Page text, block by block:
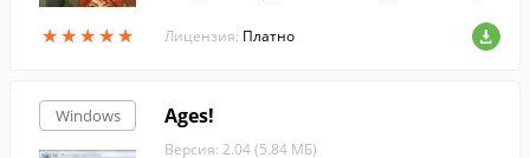
★★★★★
★★★★★
к раз кстати!
Лицензия: Платно
Windows Ages!
Версия: 2.04 (5.84 МБ)